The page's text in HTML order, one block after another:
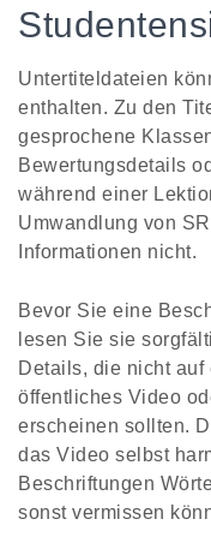
Untertiteldateien
enthalten. Zu den
gesprochene
Bewertungsdetails
während einer
Umwandlung von
Informationen nicht.
Bevor Sie eine
lesen Sie sie
Details, die nicht
öffentliches Video
erscheinen sollten.
das Video selbst
Beschriftungen
sonst vermissen